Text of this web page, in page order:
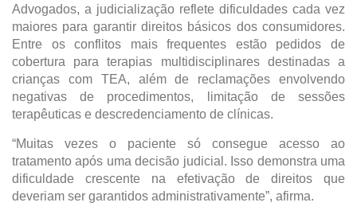
Advogados, a judicialização reflete dificuldades cada vez
maiores para garantir direitos básicos dos consumidores.
Entre os conflitos mais frequentes estão pedidos de
cobertura para terapias multidisciplinares destinadas a
crianças com TEA, além de reclamações envolvendo
negativas de procedimentos, limitação de sessões
terapêuticas e descredenciamento de clínicas.
“Muitas vezes o paciente só consegue acesso ao
tratamento após uma decisão judicial. Isso demonstra uma
dificuldade crescente na efetivação de direitos que
deveriam ser garantidos administrativamente”, afirma.